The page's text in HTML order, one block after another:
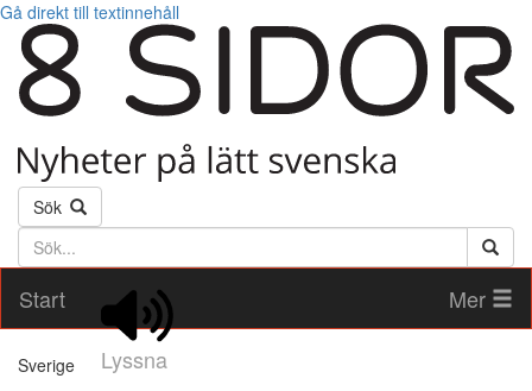
Gå direkt till textinnehåll
Sök
Söktext
Start
Lyssna
Mer
Sverige